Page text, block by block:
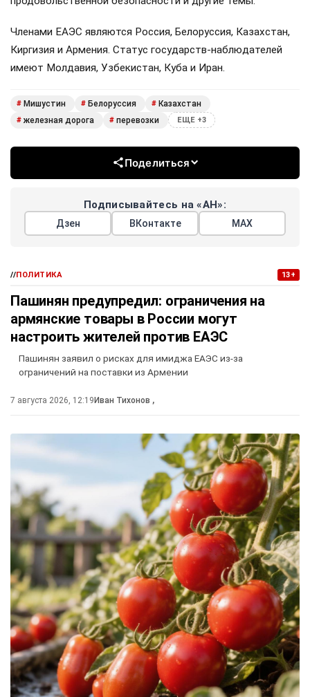
Членами ЕАЭС являются Россия, Белоруссия, Казахстан,
Киргизия и Армения. Статус государств-наблюдателей
имеют Молдавия, Узбекистан, Куба и Иран.
# Мишустин # Белоруссия # Казахстан
# железная дорога # перевозки ЕЩЕ +3
Поделиться
Подписывайтесь на «АН»:
Дзен ВКонтакте МАХ
//ПОЛИТИКА 13+
Пашинян предупредил: ограничения на
армянские товары в России могут
настроить жителей против ЕАЭС
Пашинян заявил о рисках для имиджа ЕАЭС из-за
ограничений на поставки из Армении
7 августа 2026, 12:19Иван Тихонов ,